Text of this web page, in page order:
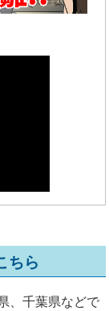
ちら
、千葉県などで